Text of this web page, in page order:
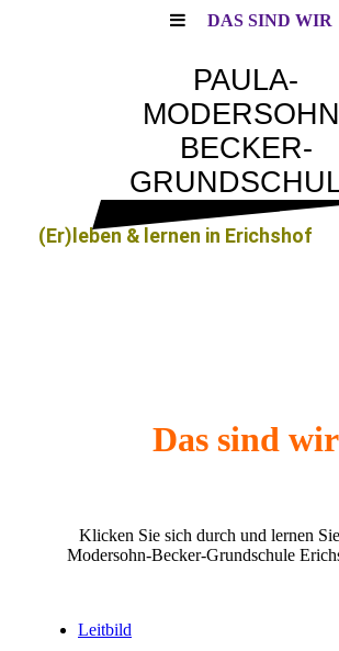
DAS SIND WIR
PAULA-
BECKER-
(Er)leben & lernen in Erichshof
Das sind wir
Klicken Sie sich durch und lernen
Modersohn-Becker-Grundschule
Leitbild